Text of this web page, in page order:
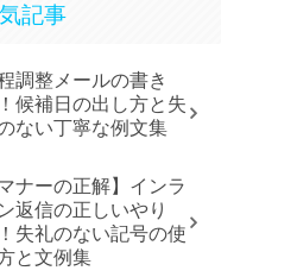
記事
調整メールの書き
候補日の出し方と失
ない丁寧な例文集
マナーの正解】インラ
返信の正しいやり
失礼のない記号の使
と文例集